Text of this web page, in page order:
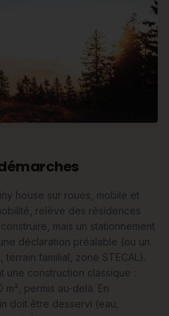
house sur roues, mobile et
relève des résidences
mais un stationnement
déclaration préalable (ou un
familial, zone STECAL).
une construction classique :
permis au-delà. En
doit être desservi (eau,